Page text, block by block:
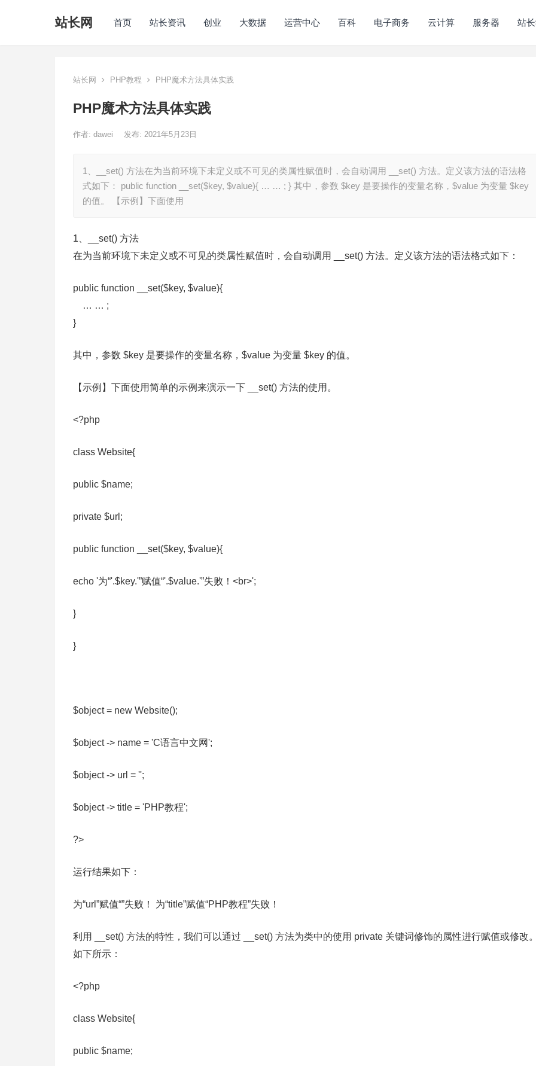
站长网 首页 站长资讯 创业 大数据 运营中心 百科 电子商务 云计算 服务器 站
站长网 PHP教程 PHP魔术方法具体实践
PHP魔术方法具体实践
作者: dawei 发布: 2021年5月23日
1、__set() 方法在为当前环境下未定义或不可见的类属性赋值时，会自动调用 __set() 方法。定义该方法的语法格
式如下： public function __set($key, $value){ … … ; } 其中，参数 $key 是要操作的变量名称，$value 为变量 $key
的值。 【示例】下面使用
1、__set() 方法
在为当前环境下未定义或不可见的类属性赋值时，会自动调用 __set() 方法。定义该方法的语法格式如下：
public function __set($key, $value){
… … ;
}
其中，参数 $key 是要操作的变量名称，$value 为变量 $key 的值。
【示例】下面使用简单的示例来演示一下 __set() 方法的使用。
<?php
class Website{
public $name;
private $url;
public function __set($key, $value){
echo '为“'.$key.'”赋值“'.$value.'”失败！<br>';
}
}
$object = new Website();
$object -> name = 'C语言中文网';
$object -> url = '';
$object -> title = 'PHP教程';
?>
运行结果如下：
为“url”赋值“”失败！ 为“title”赋值“PHP教程”失败！
利用 __set() 方法的特性，我们可以通过 __set() 方法为类中的使用 private 关键词修饰的属性进行赋值或修改
如下所示：
<?php
class Website{
public $name;